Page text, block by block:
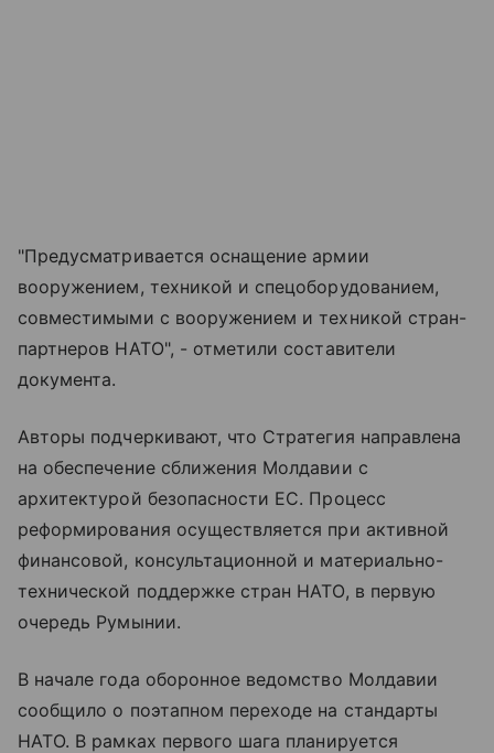
"Предусматривается оснащение армии
вооружением, техникой и спецоборудованием,
совместимыми с вооружением и техникой стран-
партнеров НАТО", - отметили составители
документа.
Авторы подчеркивают, что Стратегия направлена
на обеспечение сближения Молдавии с
архитектурой безопасности ЕС. Процесс
реформирования осуществляется при активной
финансовой, консультационной и материально-
технической поддержке стран НАТО, в первую
очередь Румынии.
В начале года оборонное ведомство Молдавии
сообщило о поэтапном переходе на стандарты
НАТО. В рамках первого шага планируется